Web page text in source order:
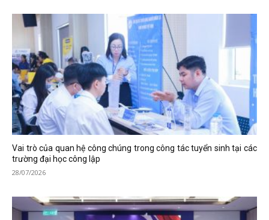
Vai trò của quan hệ công chúng trong công tác tuyển sinh tại các
trường đại học công lập
28/07/2026